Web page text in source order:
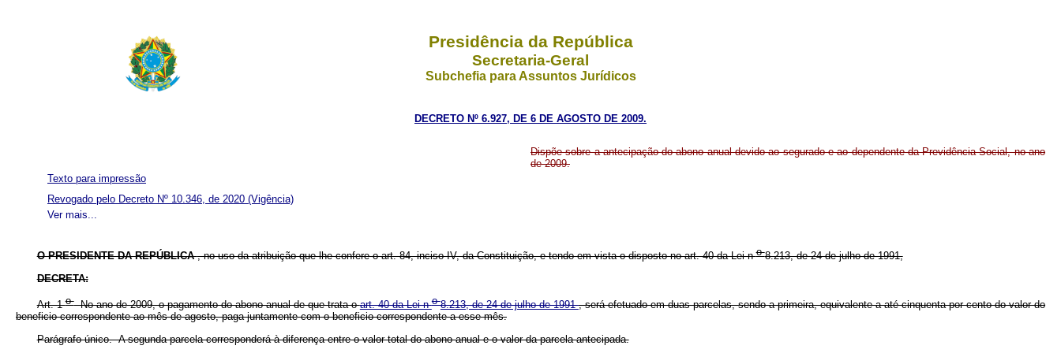
Presidência da República
Secretaria-Geral
Subchefia para Assuntos Jurídicos
DECRETO Nº 6.927, DE 6 DE AGOSTO DE 2009.
Dispõe sobre a antecipação do abono anual devido ao segurado e ao dependente da Previdência Social, no ano
de 2009.
Ver mais...
Texto para impressão
Revogado pelo Decreto Nº 10.346, de 2020 (Vigência)
O PRESIDENTE DA REPÚBLICA, no uso da atribuição que lhe confere o art. 84, inciso IV, da Constituição, e tendo em vista o disposto no art. 40 da Lei no8.213, de 24 de julho de 1991,
DECRETA:
Art. 1oNo ano de 2009, o pagamento do abono anual de que trata oart. 40 da Lei no8.213, de 24 de julho de 1991, será efetuado em duas parcelas, sendo a primeira, equivalente a até cinquenta por cento do valor do
beneficio correspondente ao mês de agosto, paga juntamente com o beneficio correspondente a esse mês.
Parágrafo único. A segunda parcela corresponderá à diferença entre o valor total do abono anual e o valor da parcela antecipada.